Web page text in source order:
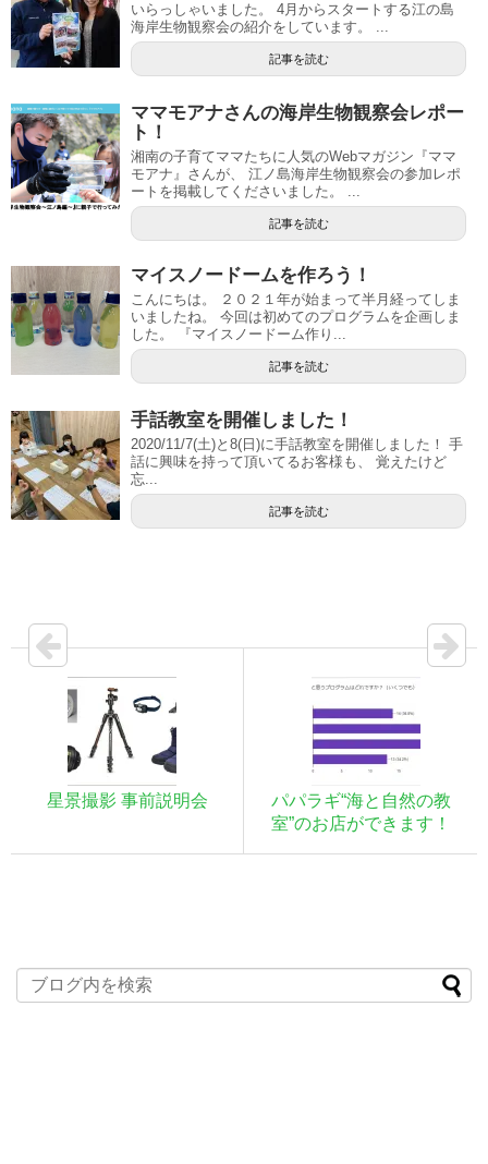
いらっしゃいました。 4月からスタートする江の島
海岸生物観察会の紹介をしています。 ...
記事を読む
ママモアナさんの海岸生物観察会レポー
ト！
湘南の子育てママたちに人気のWebマガジン『ママ
モアナ』さんが、 江ノ島海岸生物観察会の参加レポ
ートを掲載してくださいました。 ...
記事を読む
マイスノードームを作ろう！
こんにちは。 ２０２１年が始まって半月経ってしま
いましたね。 今回は初めてのプログラムを企画しま
した。 『マイスノードーム作り...
記事を読む
手話教室を開催しました！
2020/11/7(土)と8(日)に手話教室を開催しました！ 手
話に興味を持って頂いてるお客様も、 覚えたけど
忘...
記事を読む
星景撮影 事前説明会
パパラギ“海と自然の教
室”のお店ができます！